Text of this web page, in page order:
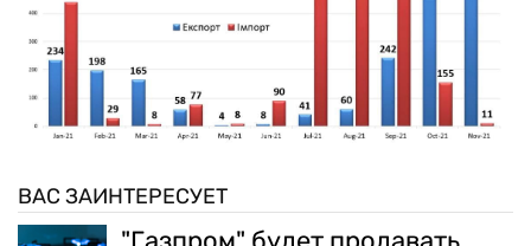
ВАС ЗАИНТЕРЕСУЕТ